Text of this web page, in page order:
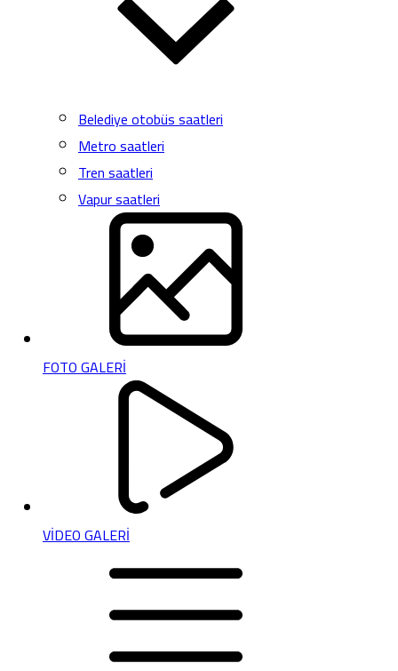
Belediye otobüs saatleri
Metro saatleri
Tren saatleri
Vapur saatleri
FOTO GALERİ
VİDEO GALERİ